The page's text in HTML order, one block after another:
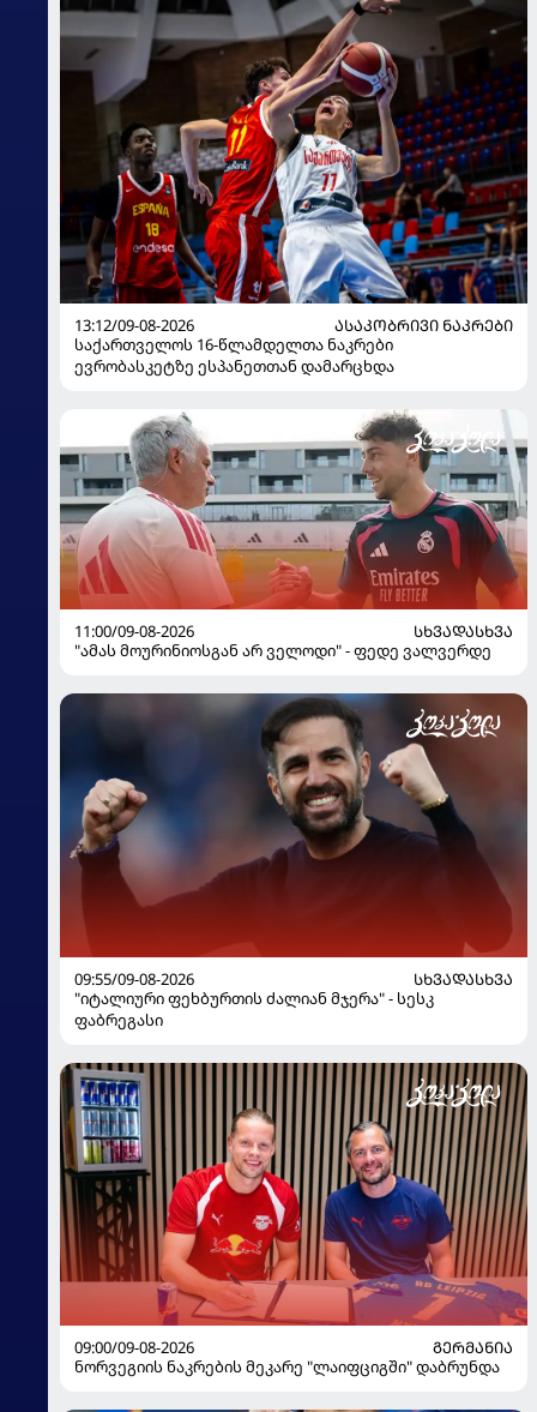
13:12/09-08-2026
ᲐᲡᲐᲙᲝᲑᲠᲘᲕᲘ ᲜᲐᲙᲠᲔᲑᲘ
საქართველოს 16-წლამდელთა ნაკრები
ევრობასკეტზე ესპანეთთან დამარცხდა
11:00/09-08-2026
ᲡᲮᲕᲐᲓᲐᲡᲮᲕᲐ
"ამას მოურინიოსგან არ ველოდი" - ფედე ვალვერდე
09:55/09-08-2026
ᲡᲮᲕᲐᲓᲐᲡᲮᲕᲐ
"იტალიური ფეხბურთის ძალიან მჯერა" - სესკ
ფაბრეგასი
09:00/09-08-2026
ᲒᲔᲠᲛᲐᲜᲘᲐ
ნორვეგიის ნაკრების მეკარე "ლაიფციგში" დაბრუნდა